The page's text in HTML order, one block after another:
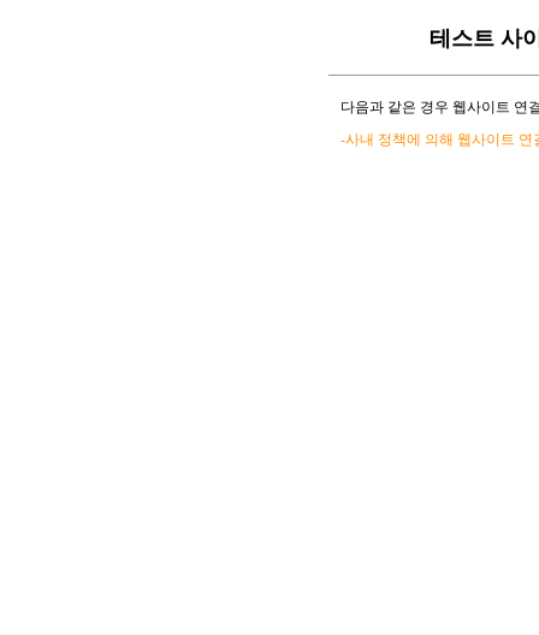
테스트 사
다음과 같은 경우 웹사이트 연
-사내 정책에 의해 웹사이트